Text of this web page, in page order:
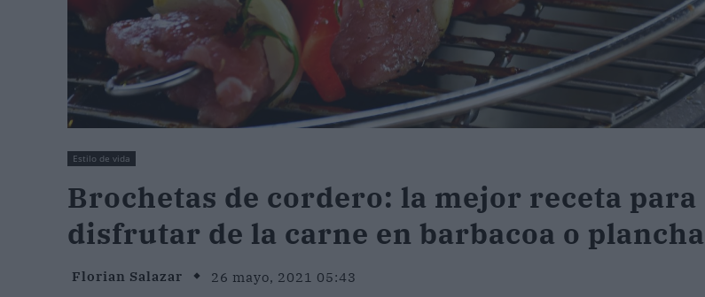
Estilo de vida
Brochetas de cordero: la mejor receta para
disfrutar de la carne en barbacoa o plancha
Florian Salazar 26 mayo, 2021 05:43